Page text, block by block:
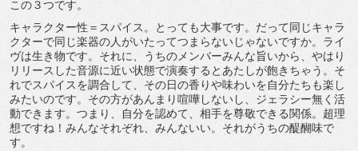
この３つです。
キャラクター性＝スパイス。とっても大事です。だって同じキャラ
クターで同じ楽器の人がいたってつまらないじゃないですか。ライ
ヴは生き物です。それに、うちのメンバーみんな旨いから、やはり
リリースした音源に近い状態で演奏するとあたしが飽きちゃう。そ
れでスパイスを調合して、その日の香りや味わいを自分たちも楽し
みたいのです。その方があんまり喧嘩しないし、ジェラシー無く活
動できます。つまり、自分を認めて、相手を尊敬できる関係。超理
想ですね！みんなそれぞれ、みんないい。それがうちの醍醐味で
す。